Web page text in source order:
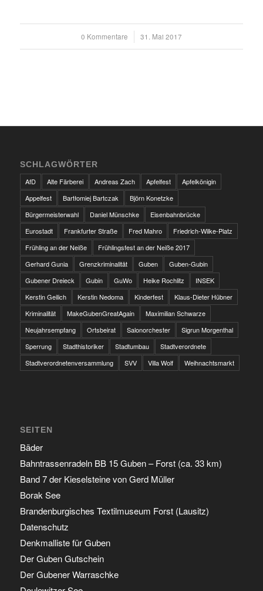
0 Kommentare
/ 31. Mai 2017
SCHLAGWÖRTER
AfD
Alte Färberei Andreas Zach Apfelfest
Apfelkönigin
Appelfest
Bartłomiej Bartczak
Björn Konetzke
Bürgermeisterwahl
Daniel Münschke
Eisenbahnbrücke
Eurostadt
Frankfurter Straße Fred Mahro
Friedrich-Wilke-Platz
Frühling an der Neiße
Frühlingsfest an der Neiße 2017
Gerhard Gunia
Grenzkriminalität Guben
Guben-Gubin
Gubener Dreieck
Gubin GuWo Heike Rochlitz
INSEK
Kerstin Geilich
Kerstin Nedoma Kinderfest
Klaus-Dieter Hübner
Kriminalität
MakeGubenGreatAgain
Maximilian Schwarze
Neujahrsempfang
Ortsbeirat Salonorchester
Sigrun Morgenthal
Sperrung
Stadthistoriker Stadtumbau
Stadtverordnete
Stadtverordnetenversammlung
SVV Villa Wolf Weihnachtsmarkt
SEITEN
Bäder
Bahntrassenradeln BB 15 Guben – Forst (ca. 33 km)
Band 7 der Kieselsteine von Gerd Müller
Borak See
Brandenburgisches Textilmuseum Forst (Lausitz)
Datenschutz
Denkmalliste für Guben
Der Guben Gutschein
Der Gubener Warraschke